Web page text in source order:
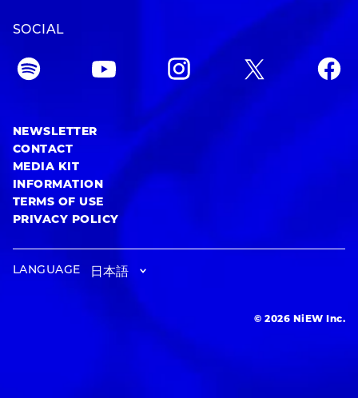
SOCIAL
NEWSLETTER
CONTACT
MEDIA KIT
INFORMATION
TERMS OF USE
PRIVACY POLICY
LANGUAGE
© 2026 NiEW Inc.